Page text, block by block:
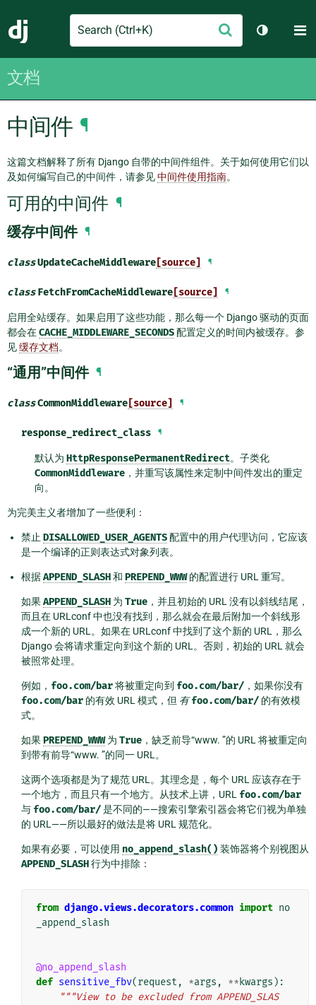
Django
Search
交
切换主题
文档
中间件 ¶
这篇文档解释了所有 Django 自带的中间件组件。关于如何使用它们以
及如何编写自己的中间件，请参见中间件使用指南。
可用的中间件 ¶
缓存中间件 ¶
classUpdateCacheMiddleware [source] ¶
class FetchFromCacheMiddleware [source] ¶
启用全站缓存。如果启用了这些功能，那么每一个 Django 驱动的页面
都会在CACHE_MIDDLEWARE_SECONDS配置定义的时间内被缓存。参
见缓存文档。
“通用”中间件 ¶
classCommonMiddleware [source] ¶
response_redirect_class ¶
默认为HttpResponsePermanentRedirect。子类化
CommonMiddleware ，并重写该属性来定制中间件发出的重定
向。
为完美主义者增加了一些便利：
禁止 DISALLOWED_USER_AGENTS配置中的用户代理访问，它应该
是一个编译的正则表达式对象列表。
根据APPEND_SLASH和 PREPEND_WWW的配置进行 URL 重写。
如果APPEND_SLASH 为 True ，并且初始的 URL 没有以斜线结尾，
而且在 URLconf 中也没有找到，那么就会在最后附加一个斜线形
成一个新的 URL。如果在 URLconf 中找到了这个新的 URL，那么
Django 会将请求重定向到这个新的 URL。否则，初始的 URL 就会
被照常处理。
例如， foo.com/bar将被重定向到 foo.com/bar/ ，如果你没有
foo.com/bar 的有效 URL 模式，但 有 foo.com/bar/ 的有效模
式。
如果PREPEND_WWW为 True ，缺乏前导“www. ”的 URL 将被重定向
到带有前导“www. ”的同一 URL。
这两个选项都是为了规范 URL。其理念是，每个 URL 应该存在于
一个地方，而且只有一个地方。从技术上讲，URL foo.com/bar
与 foo.com/bar/是不同的——搜索引擎索引器会将它们视为单独
的 URL——所以最好的做法是将 URL 规范化。
如果有必要，可以使用 no_append_slash() 装饰器将个别视图从
APPEND_SLASH行为中排除：
from django.views.decorators.common import no
_append_slash
@no_append_slash
def sensitive_fbv(request , *args , ** kwargs ):
"""View to be excluded from APPEND_SLAS